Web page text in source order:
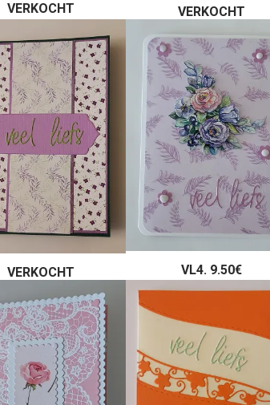
VERKOCHT VERKOCHT
VERKOCHT
VL4. 9.50€